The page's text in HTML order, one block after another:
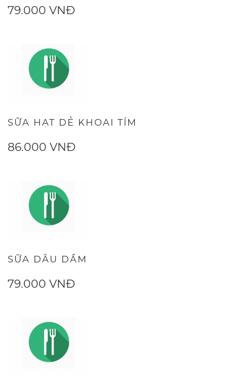
79.000 VNĐ
SỮA HẠT DẺ KHOAI TÍM
86.000 VNĐ
SỮA DÂU DẦM
79.000 VNĐ